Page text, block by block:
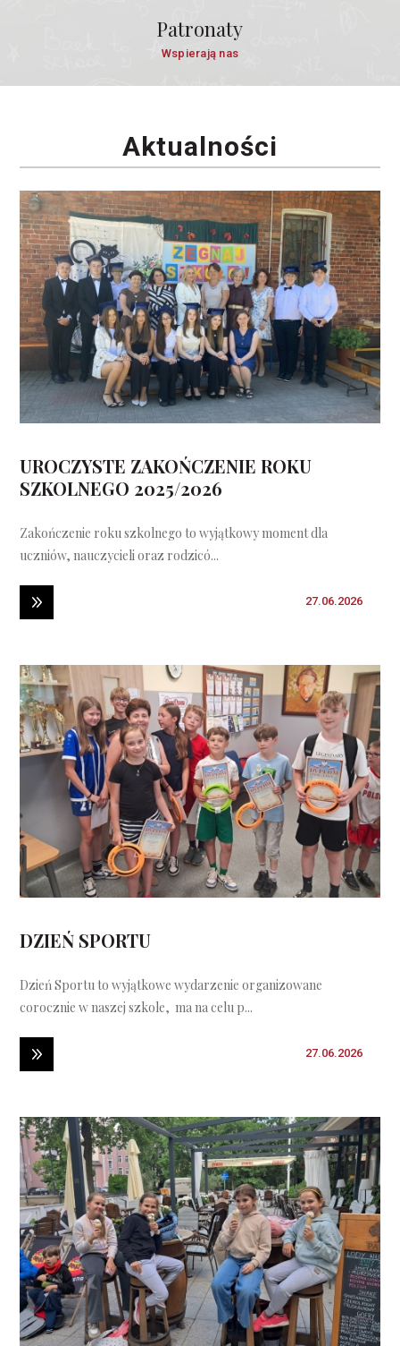
Patronaty
Wspierają nas
Aktualności
27.06.2026
UROCZYSTE ZAKOŃCZENIE ROKU
SZKOLNEGO 2025/2026
Zakończenie roku szkolnego to wyjątkowy moment dla
uczniów, nauczycieli oraz rodzicó...
27.06.2026
DZIEŃ SPORTU
Dzień Sportu to wyjątkowe wydarzenie organizowane
corocznie w naszej szkole, ma na celu p...